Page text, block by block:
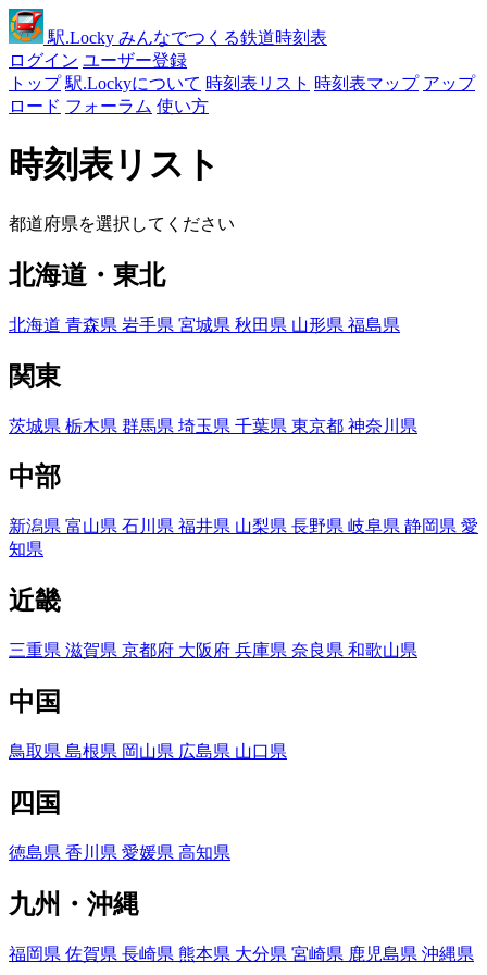
駅.Locky みんなでつくる鉄道時刻表
ログイン ユーザー登録
トップ 駅.Lockyについて 時刻表リスト 時刻表マップ アップ
ロード フォーラム 使い方
時刻表リスト
都道府県を選択してください
北海道・東北
北海道 青森県 岩手県 宮城県 秋田県 山形県 福島県
関東
茨城県 栃木県 群馬県 埼玉県 千葉県 東京都 神奈川県
中部
新潟県 富山県 石川県 福井県 山梨県 長野県 岐阜県 静岡県 愛
知県
近畿
三重県 滋賀県 京都府 大阪府 兵庫県 奈良県 和歌山県
中国
鳥取県 島根県 岡山県 広島県 山口県
四国
徳島県 香川県 愛媛県 高知県
九州・沖縄
福岡県 佐賀県 長崎県 熊本県 大分県 宮崎県 鹿児島県 沖縄県